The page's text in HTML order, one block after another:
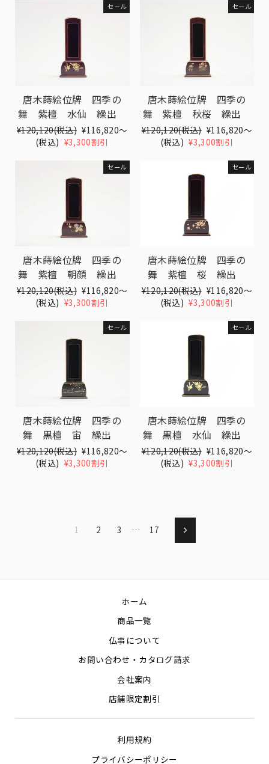
セール
唐木蒔絵位牌 四季の
舞 紫檀 水仙 繰出
Translation
missing:
¥120,120(税込) Translation
missing:
¥116,820〜
(税込) ¥3,300割引
セール
唐木蒔絵位牌 四季の
舞 紫檀 秋桜 繰出
Translation
missing:
¥120,120(税込) Translation
missing:
¥116,820〜
(税込) ¥3,300割引
セール
唐木蒔絵位牌 四季の
舞 紫檀 朝顔 繰出
Translation
missing:
¥120,120(税込) Translation
missing:
¥116,820〜
(税込) ¥3,300割引
セール
唐木蒔絵位牌 四季の
舞 紫檀 桜 繰出
Translation
missing:
¥120,120(税込) Translation
missing:
¥116,820〜
(税込) ¥3,300割引
セール
唐木蒔絵位牌 四季の
舞 黒檀 宙 繰出
Translation
missing:
¥120,120(税込) Translation
missing:
¥116,820〜
(税込) ¥3,300割引
セール
唐木蒔絵位牌 四季の
舞 黒檀 水仙 繰出
Translation
missing:
¥120,120(税込) Translation
missing:
¥116,820〜
(税込) ¥3,300割引
1 2 3 … 17 次
へ
ホーム
商品一覧
仏事について
お問い合わせ・カタログ請求
会社案内
店舗限定割引
利用規約
プライバシーポリシー